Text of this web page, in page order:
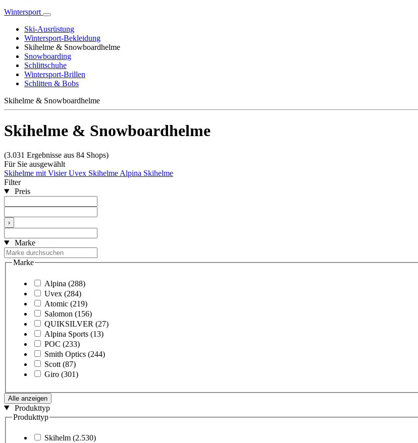
Wintersport
Ski-Ausrüstung
Wintersport-Bekleidung
Skihelme & Snowboardhelme
Snowboarding
Schlittschuhe
Wintersport-Brillen
Schlitten & Bobs
Skihelme & Snowboardhelme
Skihelme & Snowboardhelme
(3.031 Ergebnisse aus 84 Shops)
Für Sie ausgewählt
Skihelme mit VisierUvex Skihelme Alpina Skihelme
Filter
Preis
›
Marke
Marke
Alpina (288)
Uvex (284)
Atomic (219)
Salomon (156)
QUIKSILVER (27)
Alpina Sports (13)
POC (233)
Smith Optics (244)
Scott (87)
Giro (301)
Alle anzeigen
Produkttyp
Produkttyp
Skihelm (2.530)